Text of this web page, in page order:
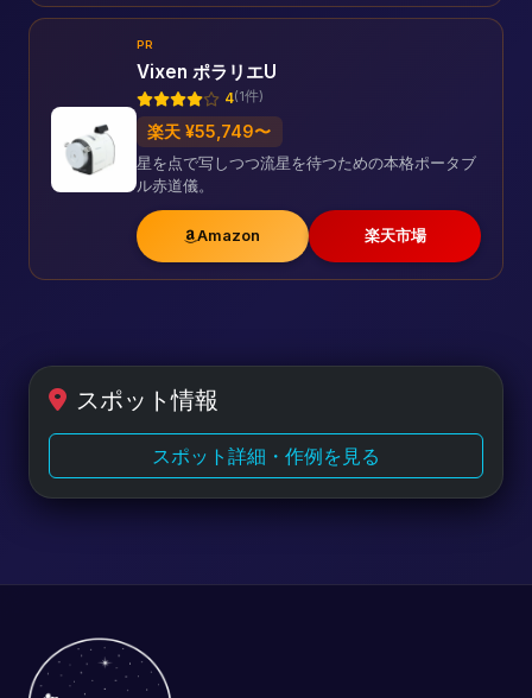
PR
Vixen ポラリエU
4(1件)
楽天 ¥55,749〜
星を点で写しつつ流星を待つための本格ポータブ
ル赤道儀。
Amazon 楽天市場
スポット情報
スポット詳細・作例を見る